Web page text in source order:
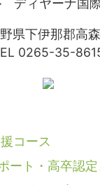
県下伊那郡高
0265-35-
コース
ート・高卒認定